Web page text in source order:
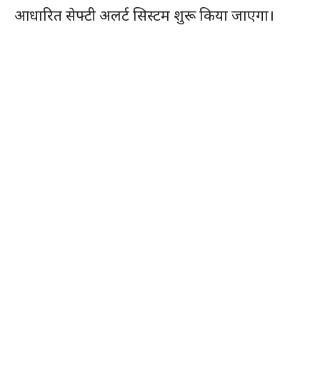
आधारित सेफ्टी अलर्ट सिस्टम शुरू किया जाएगा।